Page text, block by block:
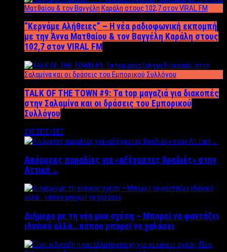
“Kερνάμε Αλήθειες” – Η νέα ραδιοφωνική εκπομπή
με την Άννα Ματθαίου & τον Βαγγέλη Καράλη στους
102,7 στον VIRAL FM
TALK OF THE TOWN #9: Τα top μαγαζιά για διακοπές
στην Σαλαμίνα και οι δράσεις του Εμπορικού
Συλλόγου
ΣΧΕΣΕΙΣ/ΣΕΞ
Απόμερες παραλίες για «αξέχαστες βραδιές» στην
Αττική …
Διήμερο με τη νέα μου σχέση – Μπορεί να φαντάζει
ιδανικό αλλά… κάπου μπορεί να χαλάσει